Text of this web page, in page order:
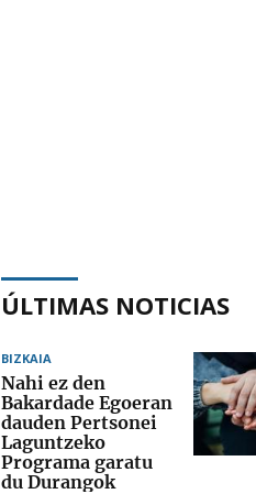
ÚLTIMAS NOTICIAS
BIZKAIA
Nahi ez den
Bakardade Egoeran
dauden Pertsonei
Laguntzeko
Programa garatu
du Durangok